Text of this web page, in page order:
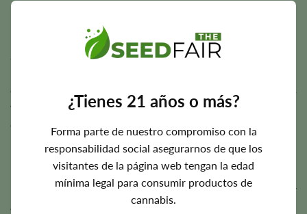
¿Tienes 21 años o más?
Forma parte de nuestro compromiso con la
responsabilidad social asegurarnos de que los
visitantes de la página web tengan la edad
mínima legal para consumir productos de
cannabis.
puntas, al método de entrenamiento de bajo estrés (LST), al
SCROG y a una ligera defoliación. Estas técnicas de cultivo
de la luz, favorecen un desarrollo más uniforme de las flores
y mantienen una circulación de aire saludable a través del
denso dosel.
Deja que el sustrato se seque parcialmente entre riegos
para favorecer un desarrollo radicular saludable, y mantén
una buena ventilación durante toda la floración para ayudar
a que los cogollos densos maduren con una calidad